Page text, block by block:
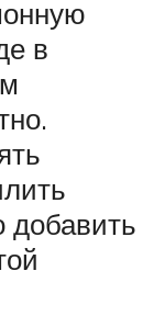
в
добавить